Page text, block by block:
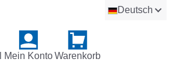
Deutsch
Mein KontoWarenkorb